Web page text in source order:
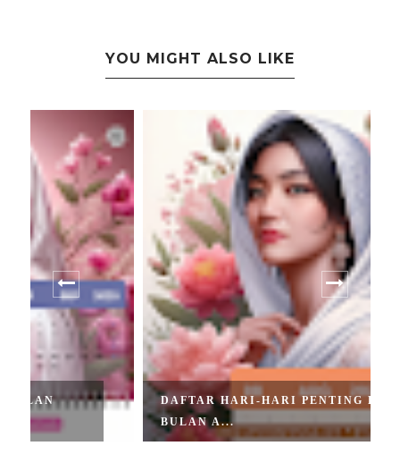
YOU MIGHT ALSO LIKE
DAFTAR HARI-HARI PENTING DI
BULAN A...